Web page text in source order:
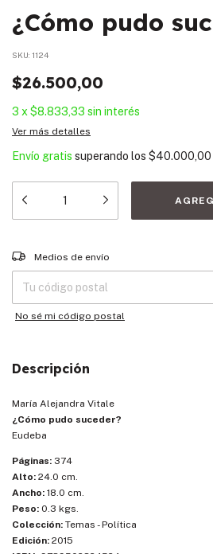
¿Cómo pudo
SKU: 1124
$26.500,00
3 x $8.833,33 sin interés
Ver más detalles
Envío gratis superando los $40.000,00
Entregas para el CP:
Medios de envío
No sé mi código postal
Descripción
María Alejandra Vitale
¿Cómo pudo suceder?
Eudeba
Páginas: 374
Alto: 24.0 cm.
Ancho: 18.0 cm.
Peso: 0.3 kgs.
Colección: Temas - Política
Edición: 2015